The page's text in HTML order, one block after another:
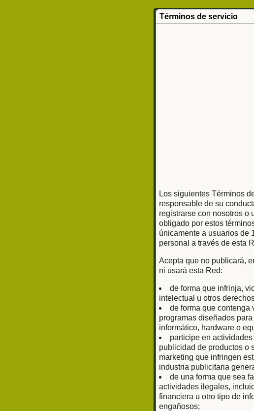
Términos de servicio
Los siguientes Términos
responsable de su
registrarse con nosotros o
obligado por estos
únicamente a usuarios de
personal a través de esta
Acepta que no publicará,
ni usará esta Red:
de forma que infrinja,
intelectual u otros
de forma que contenga
programas diseñados
informático, hardware o
participe en
publicidad de productos o
marketing que infringen
industria publicitaria
de una forma que sea
actividades ilegales,
financiera u otro tipo de
engañosos;